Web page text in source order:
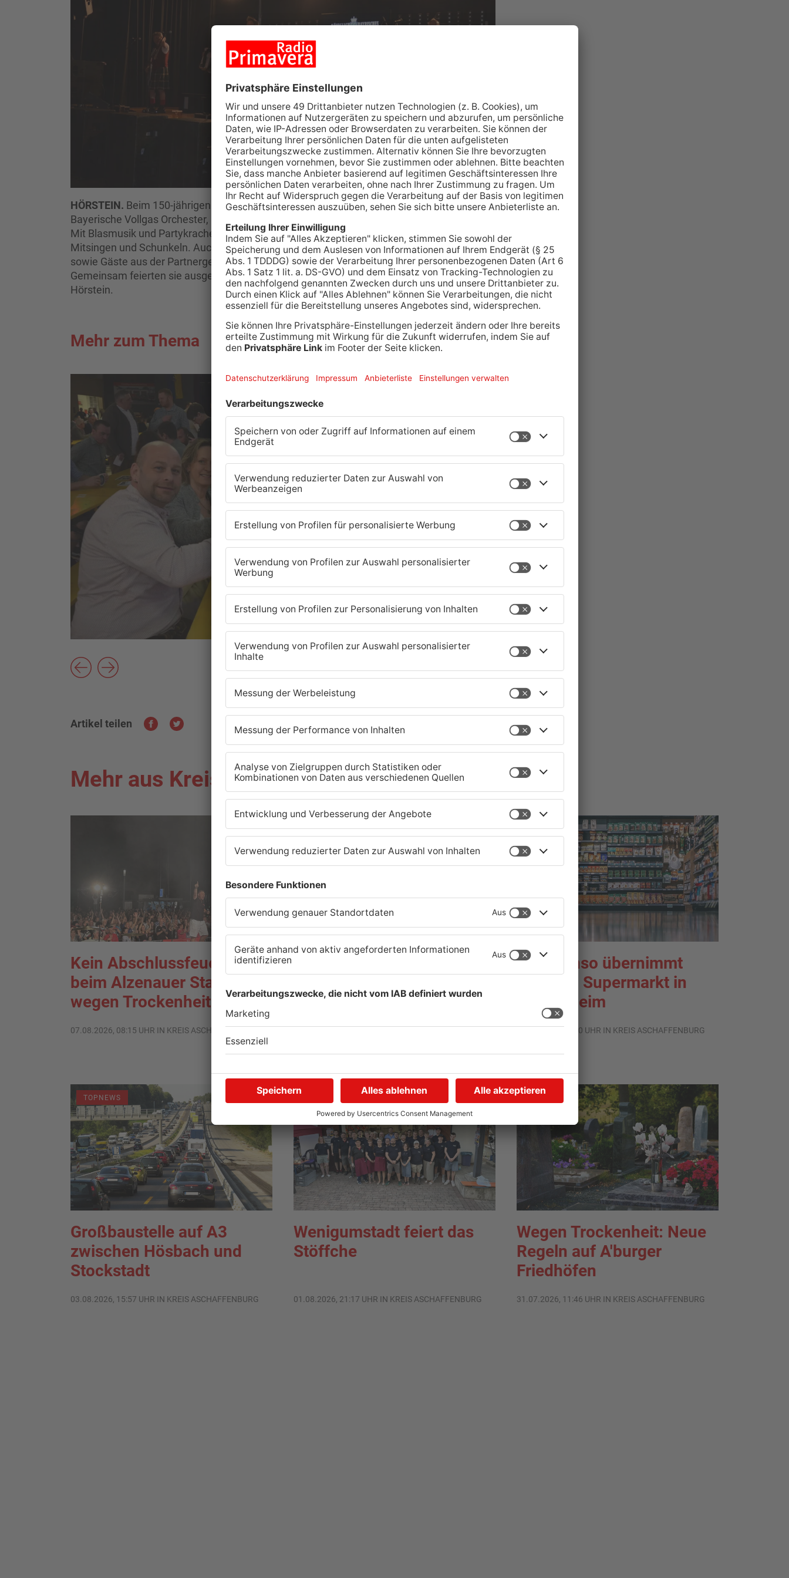
HÖRSTEIN. Beim 150-jährigen Jubiläum der Freiwilligen Feuerwehr sorgte das Königlich
Bayerische Vollgas Orchester, bekannt vom Oktoberfest, für beste Stimmung.
Mit Blasmusik und Partykrachern brachten sie die Halle zum Beben und die Gäste zum
Mitsingen und Schunkeln. Auch zahlreiche Feuerwehren aus den umliegenden Gemeinden
sowie Gäste aus der Partnergemeinde Pfaffstätten (Österreich) waren gekommen.
Gemeinsam feierten sie ausgelassen das stolze 150-jährige Bestehen der Feuerwehr
Hörstein.
Mehr zum Thema
1/51
Artikel teilen
Mehr aus Kreis Aschaffenburg
Kein Abschlussfeuerwerk
beim Alzenauer Stadtfest
wegen Trockenheit
07.08.2026, 08:15 UHR IN KREIS ASCHAFFENBURG
TOPNEWS
Heimbuchenthal?
Tante Enso übernimmt
einzigen Supermarkt in
Pflaumheim
06.08.2026, 05:30 UHR IN KREIS ASCHAFFENBURG
TOPNEWS
Großbaustelle auf A3
zwischen Hösbach und
Stockstadt
03.08.2026, 15:57 UHR IN KREIS ASCHAFFENBURG
Wenigumstadt feiert das
Stöffche
01.08.2026, 21:17 UHR IN KREIS ASCHAFFENBURG
Wegen Trockenheit: Neue
Regeln auf A'burger
Friedhöfen
31.07.2026, 11:46 UHR IN KREIS ASCHAFFENBURG